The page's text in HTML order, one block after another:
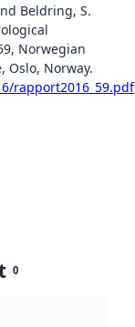
Beldring, S.
Norwegian
Oslo, Norway.
rapport2016_59.pdf
0